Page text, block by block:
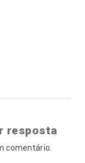
resposta
comentário.